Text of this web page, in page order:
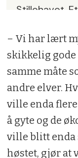
Stillehavet.
spre seg i
dag finnes
nord. Ingen
økningen av
men
toårig
– Vi har lært
skikkelig gode
samme måte
andre elver.
ville enda
å gyte og de
ville blitt enda
høstet, gjør at